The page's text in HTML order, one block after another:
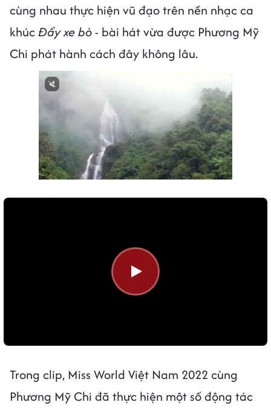
cùng nhau thực hiện vũ đạo trên nền nhạc ca
khúc Đẩy xe bò- bài hát vừa được Phương Mỹ
Chi phát hành cách đây không lâu.
Next video in 1 Cancel
Trong clip, Miss World Việt Nam 2022 cùng
Phương Mỹ Chi đã thực hiện một số động tác